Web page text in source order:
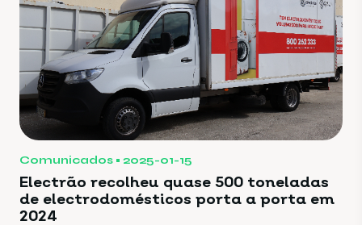
Comunicados 2025-01-15
Electrão recolheu quase 500 toneladas
de electrodomésticos porta a porta em
2024